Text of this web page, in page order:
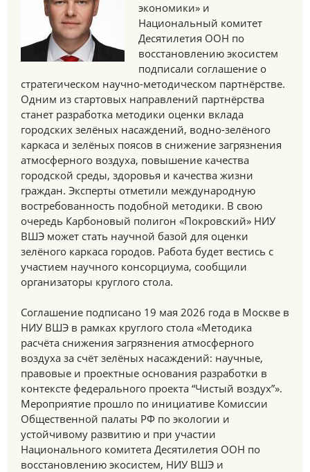
экономики» и
Национальный комитет
Десятилетия ООН по
восстановлению экосистем
подписали соглашение о
стратегическом научно-методическом партнёрстве.
Одним из стартовых направлений партнёрства
станет разработка методики оценки вклада
городских зелёных насаждений, водно-зелёного
каркаса и зелёных поясов в снижение загрязнения
атмосферного воздуха, повышение качества
городской среды, здоровья и качества жизни
граждан. Эксперты отметили международную
востребованность подобной методики. В свою
очередь Карбоновый полигон «Покровский» НИУ
ВШЭ может стать научной базой для оценки
зелёного каркаса городов. Работа будет вестись с
участием научного консорциума, сообщили
организаторы круглого стола.
Соглашение подписано 19 мая 2026 года в Москве в
НИУ ВШЭ в рамках круглого стола «Методика
расчёта снижения загрязнения атмосферного
воздуха за счёт зелёных насаждений: научные,
правовые и проектные основания разработки в
контексте федерального проекта “Чистый воздух”».
Мероприятие прошло по инициативе Комиссии
Общественной палаты РФ по экологии и
устойчивому развитию и при участии
Национального комитета Десятилетия ООН по
восстановлению экосистем, НИУ ВШЭ и